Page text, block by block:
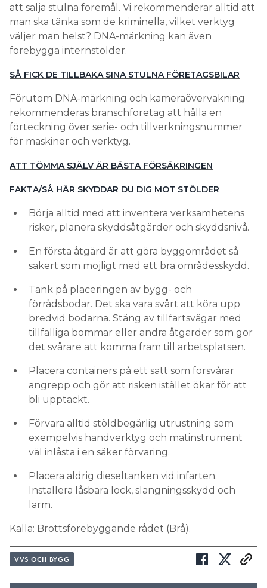
att sälja stulna föremål. Vi rekommenderar alltid att
man ska tänka som de kriminella, vilket verktyg
väljer man helst? DNA-märkning kan även
förebygga internstölder.
SÅ FICK DE TILLBAKA SINA STULNA FÖRETAGSBILAR
Förutom DNA-märkning och kameraövervakning
rekommenderas branschföretag att hålla en
förteckning över serie- och tillverkningsnummer
för maskiner och verktyg.
ATT TÖMMA SJÄLV ÄR BÄSTA FÖRSÄKRINGEN
FAKTA/SÅ HÄR SKYDDAR DU DIG MOT STÖLDER
Börja alltid med att inventera verksamhetens
risker, planera skyddsåtgärder och skyddsnivå.
En första åtgärd är att göra byggområdet så
säkert som möjligt med ett bra områdesskydd.
Tänk på placeringen av bygg- och
förrådsbodar. Det ska vara svårt att köra upp
bredvid bodarna. Stäng av tillfartsvägar med
tillfälliga bommar eller andra åtgärder som gör
det svårare att komma fram till arbetsplatsen.
Placera containers på ett sätt som försvårar
angrepp och gör att risken istället ökar för att
bli upptäckt.
Förvara alltid stöldbegärlig utrustning som
exempelvis handverktyg och mätinstrument
väl inlåsta i en säker förvaring.
Placera aldrig dieseltanken vid infarten.
Installera låsbara lock, slangningsskydd och
larm.
Källa: Brottsförebyggande rådet (Brå).
VVS OCH BYGG